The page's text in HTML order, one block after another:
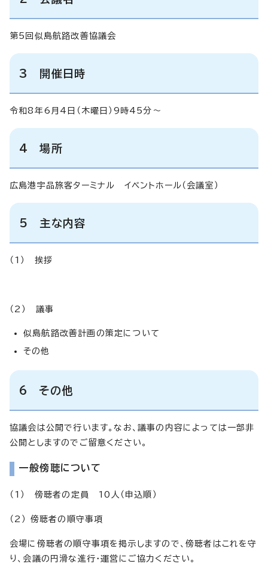
第5回似島航路改善協議会
3 開催日時
令和8年6月4日（木曜日）9時45分～
4 場所
広島港宇品旅客ターミナル イベントホール（会議室）
5 主な内容
（1） 挨拶
（2） 議事
似島航路改善計画の策定について
その他
6 その他
協議会は公開で行います。なお、議事の内容によっては一部非
公開としますのでご留意ください。
一般傍聴について
（1） 傍聴者の定員 10人（申込順）
（2） 傍聴者の順守事項
会場に傍聴者の順守事項を掲示しますので、傍聴者はこれを守
り、会議の円滑な進行・運営にご協力ください。